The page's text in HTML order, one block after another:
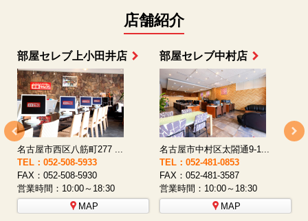
店舗紹介
部屋セレブ上小田井店
名古屋市西区八筋町277 ...
TEL：052-508-5933
FAX：052-508-5930
営業時間：10:00～18:30
MAP
部屋セレブ中村店
名古屋市中村区太閤通9-1...
TEL：052-481-0853
FAX：052-481-3587
営業時間：10:00～18:30
MAP